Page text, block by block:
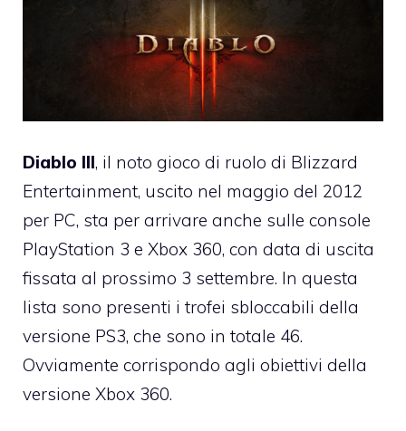
Diablo III, il noto gioco di ruolo di Blizzard
Entertainment, uscito nel maggio del 2012
per PC, sta per arrivare anche sulle console
PlayStation 3 e Xbox 360, con data di uscita
fissata al prossimo 3 settembre. In questa
lista sono presenti i trofei sbloccabili della
versione PS3, che sono in totale 46.
Ovviamente corrispondo agli obiettivi della
versione Xbox 360.